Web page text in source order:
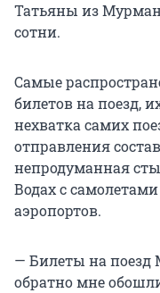
Татьяны из
сотни.
Самые
билетов на поезд,
нехватка самих
отправления
непродуманная
Водах с
аэропортов.
— Билеты на поезд
обратно мне